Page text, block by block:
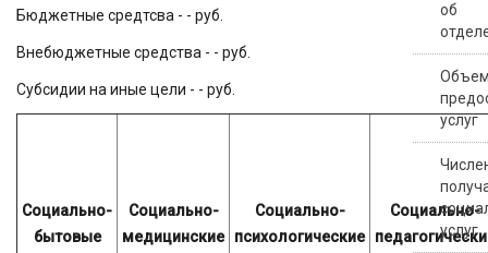
Бюджетные средтсва - - руб.
Внебюджетные средства - - руб.
Субсидии на иные цели - - руб.
Социально-
бытовые
Социально-
медицинские
Социально-
психологические
Социально-
об
услуг
услуг